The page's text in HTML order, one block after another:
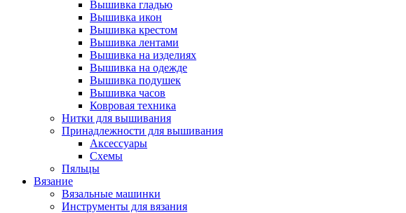
Вышивка гладью
Вышивка икон
Вышивка крестом
Вышивка лентами
Вышивка на изделиях
Вышивка на одежде
Вышивка подушек
Вышивка часов
Ковровая техника
Нитки для вышивания
Принадлежности для вышивания
Аксессуары
Схемы
Пяльцы
Вязание
Вязальные машинки
Инструменты для вязания